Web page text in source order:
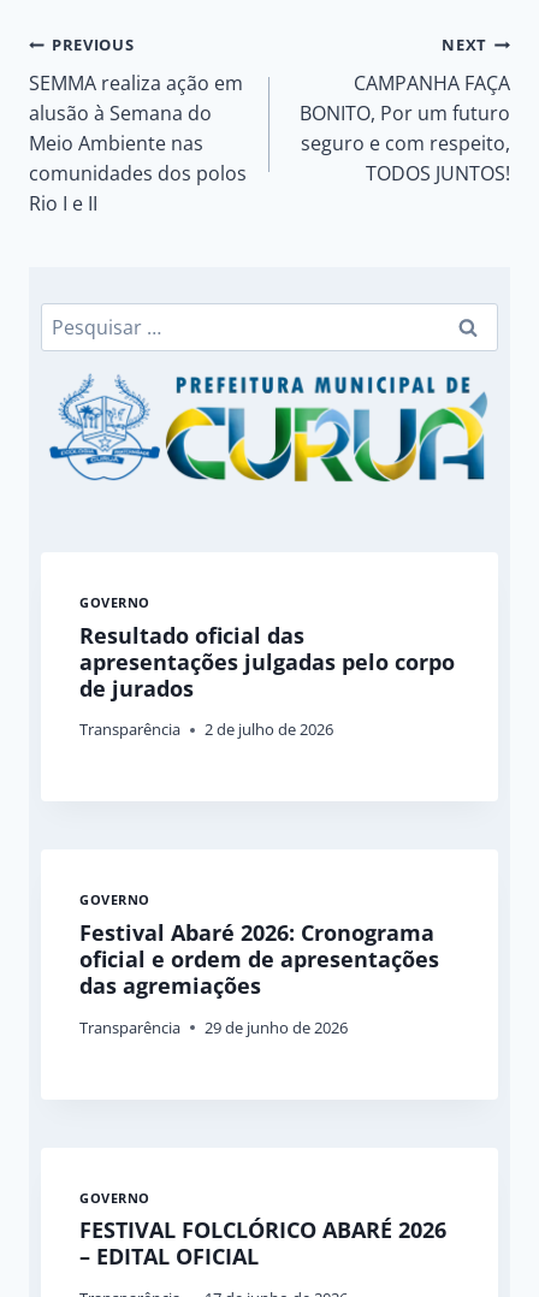
Navegação
de
Post
PREVIOUS
SEMMA realiza ação em
alusão à Semana do
Meio Ambiente nas
comunidades dos polos
Rio I e II
NEXT
CAMPANHA FAÇA
BONITO, Por um futuro
seguro e com respeito,
TODOS JUNTOS!
Pesquisar
por:
GOVERNO
Resultado oficial das
apresentações julgadas pelo corpo
de jurados
Transparência 2 de julho de 2026
GOVERNO
Festival Abaré 2026: Cronograma
oficial e ordem de apresentações
das agremiações
Transparência 29 de junho de 2026
GOVERNO
FESTIVAL FOLCLÓRICO ABARÉ 2026
– EDITAL OFICIAL